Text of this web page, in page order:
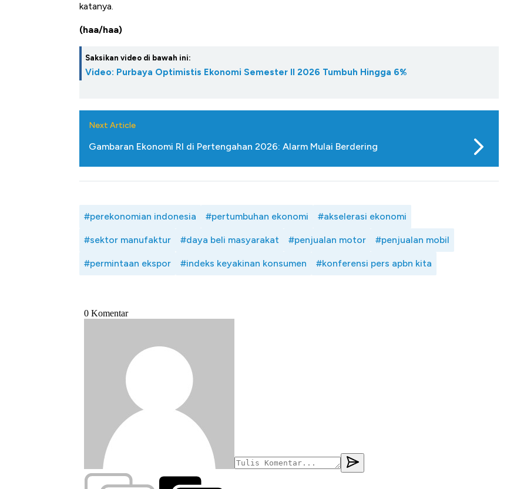
katanya.
(haa/haa)
Saksikan video di bawah ini:
Video: Purbaya Optimistis Ekonomi Semester II 2026 Tumbuh Hingga 6%
Next Article
Gambaran Ekonomi RI di Pertengahan 2026: Alarm Mulai Berdering
#perekonomian indonesia #pertumbuhan ekonomi #akselerasi ekonomi
#sektor manufaktur #daya beli masyarakat #penjualan motor #penjualan mobil
#permintaan ekspor #indeks keyakinan konsumen #konferensi pers apbn kita